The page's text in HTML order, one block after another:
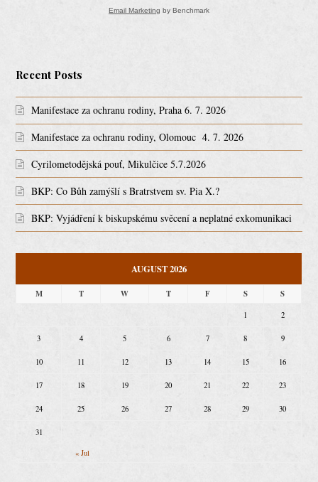
Email Marketing by Benchmark
Recent Posts
Manifestace za ochranu rodiny, Praha 6. 7. 2026
Manifestace za ochranu rodiny, Olomouc 4. 7. 2026
Cyrilometodějská pouť, Mikulčice 5.7.2026
BKP: Co Bůh zamýšlí s Bratrstvem sv. Pia X.?
BKP: Vyjádření k biskupskému svěcení a neplatné exkomunikaci
AUGUST 2026
M T W T F S S
« Jul
1 2
3 4 5 6 7 8 9
10 11 12 13 14 15 16
17 18 19 20 21 22 23
24 25 26 27 28 29 30
31